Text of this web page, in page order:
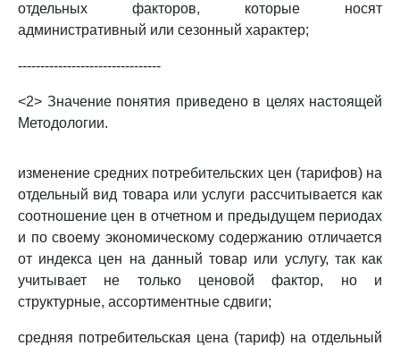
отдельных факторов, которые носят
административный или сезонный характер;
--------------------------------
<2> Значение понятия приведено в целях настоящей
Методологии.
изменение средних потребительских цен (тарифов) на
отдельный вид товара или услуги рассчитывается как
соотношение цен в отчетном и предыдущем периодах
и по своему экономическому содержанию отличается
от индекса цен на данный товар или услугу, так как
учитывает не только ценовой фактор, но и
структурные, ассортиментные сдвиги;
средняя потребительская цена (тариф) на отдельный